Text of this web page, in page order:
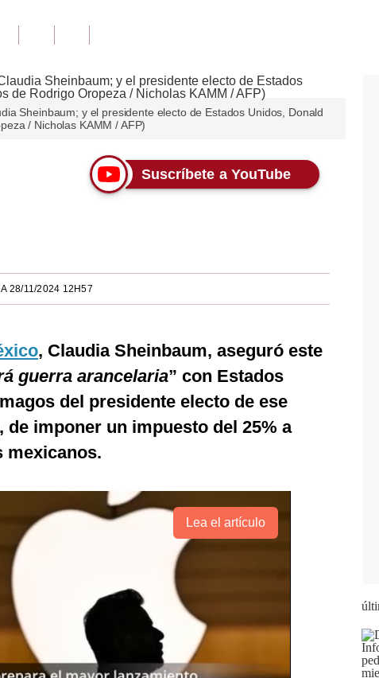
Sheinbaum; y el presidente electo de Estados Unidos, Donald
/ Nicholas KAMM / AFP)
Suscríbete a YouTube
28/11/2024 12H57
, Claudia Sheinbaum, aseguró este
guerra arancelaria” con Estados
del presidente electo de ese
de imponer un impuesto del 25% a
mexicanos.
Lea el artículo